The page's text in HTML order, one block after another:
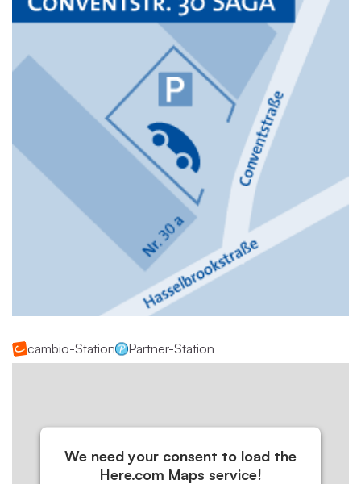
cambio-Station Partner-Station
We need your consent to load the
Here.com Maps service!